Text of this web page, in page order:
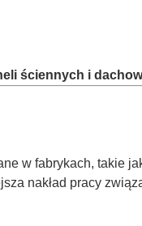
ściennych i
w fabrykach, takie
nakład pracy